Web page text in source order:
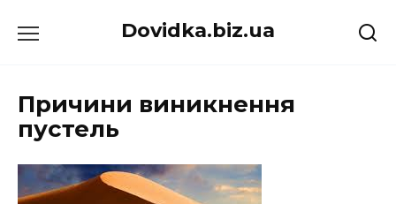
до
Dovidka.biz.ua
Причини виникнення
пустель